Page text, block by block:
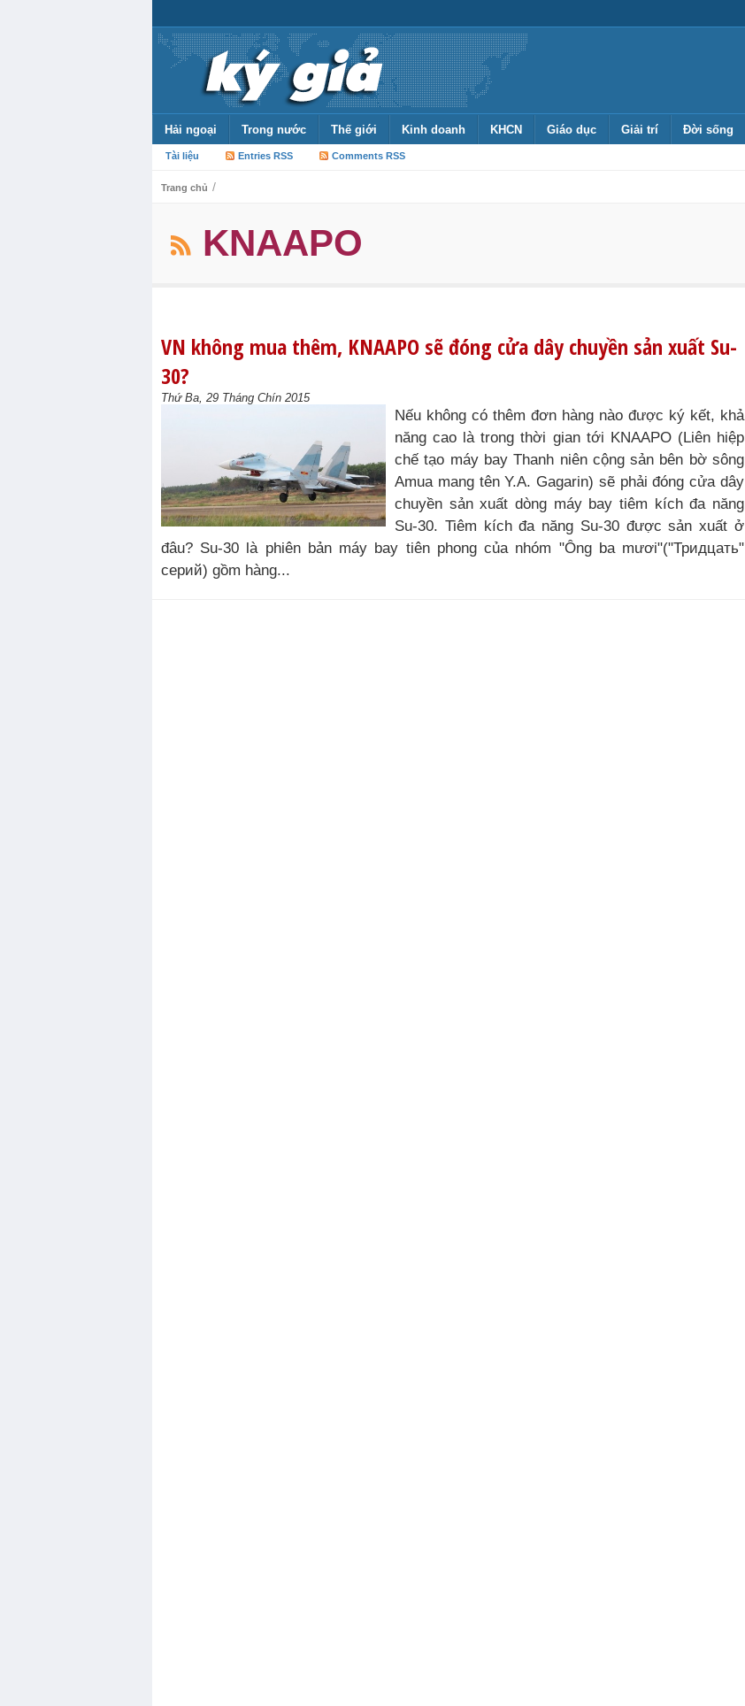
Hải ngoại Trong nước Thế giới Kinh doanh KHCN Giáo dục Giải trí Đời sống
Tài liệu Entries RSS Comments RSS
Trang chủ /
KNAAPO
VN không mua thêm, KNAAPO sẽ đóng cửa dây chuyền sản xuất Su-
30?
Thứ Ba, 29 Tháng Chín 2015
Nếu không có thêm đơn hàng nào được ký kết, khả
năng cao là trong thời gian tới KNAAPO (Liên hiệp
chế tạo máy bay Thanh niên cộng sản bên bờ sông
Amua mang tên Y.A. Gagarin) sẽ phải đóng cửa dây
chuyền sản xuất dòng máy bay tiêm kích đa năng
Su-30. Tiêm kích đa năng Su-30 được sản xuất ở
đâu? Su-30 là phiên bản máy bay tiên phong của nhóm "Ông ba mươi"("Тридцать"
серий) gồm hàng...